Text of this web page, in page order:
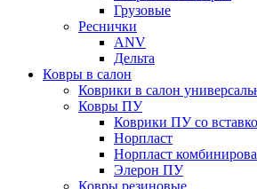
Грузовые
Реснички
ANV
Дельта
Ковры в салон
Коврики в салон
Ковры ПУ
Коврики ПУ со
Норпласт
Норпласт
Элерон ПУ
Ковры резиновые